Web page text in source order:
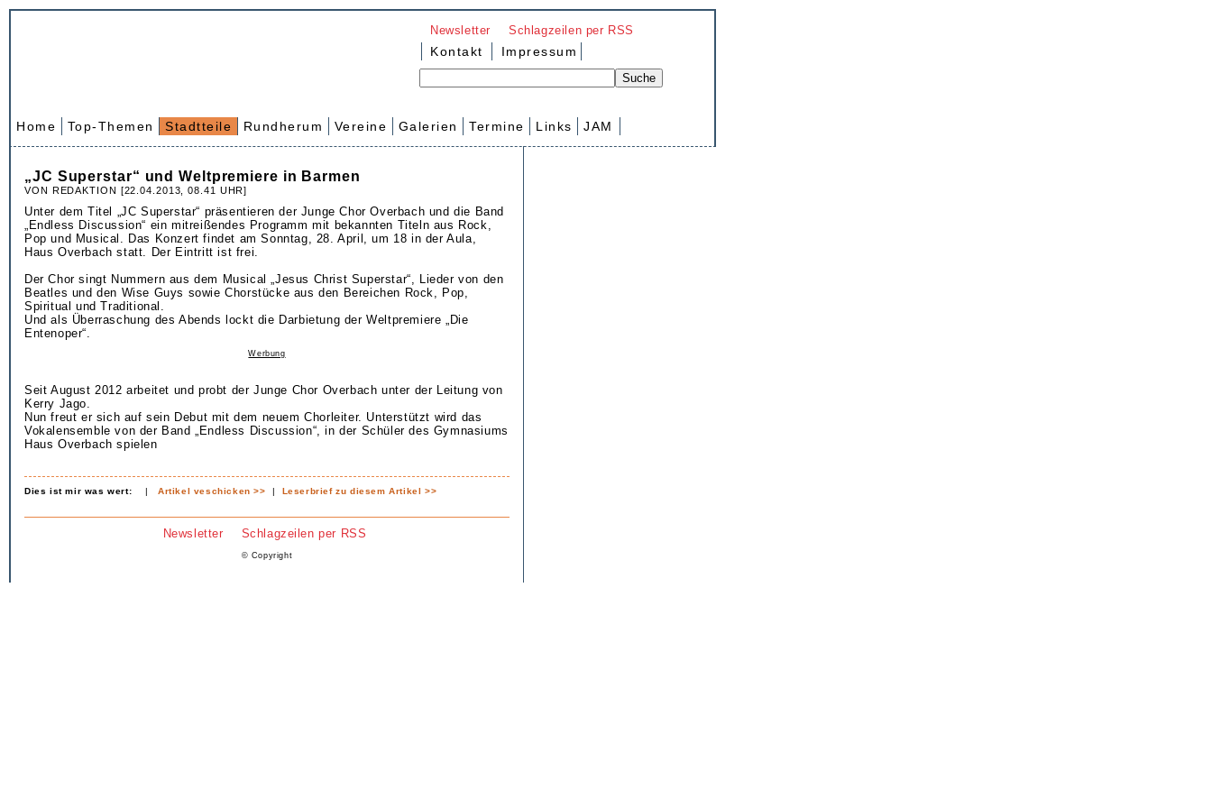
Newsletter Schlagzeilen per RSS
Kontakt Impressum
Home Top-Themen Stadtteile Rundherum Vereine Galerien Termine Links JAM
„JC Superstar“ und Weltpremiere in Barmen
VON REDAKTION [22.04.2013, 08.41 UHR]
Unter dem Titel „JC Superstar“ präsentieren der Junge Chor Overbach und die Band
„Endless Discussion“ ein mitreißendes Programm mit bekannten Titeln aus Rock,
Pop und Musical. Das Konzert findet am Sonntag, 28. April, um 18 in der Aula,
Haus Overbach statt. Der Eintritt ist frei.
Der Chor singt Nummern aus dem Musical „Jesus Christ Superstar“, Lieder von den
Beatles und den Wise Guys sowie Chorstücke aus den Bereichen Rock, Pop,
Spiritual und Traditional.
Und als Überraschung des Abends lockt die Darbietung der Weltpremiere „Die
Entenoper“.
Werbung
Seit August 2012 arbeitet und probt der Junge Chor Overbach unter der Leitung von
Kerry Jago.
Nun freut er sich auf sein Debut mit dem neuem Chorleiter. Unterstützt wird das
Vokalensemble von der Band „Endless Discussion“, in der Schüler des Gymnasiums
Haus Overbach spielen
Dies ist mir was wert: |Artikel veschicken >> | Leserbrief zu diesem Artikel >>
Newsletter Schlagzeilen per RSS
© Copyright